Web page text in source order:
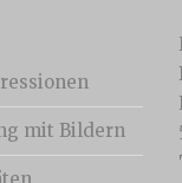
mit Bildern